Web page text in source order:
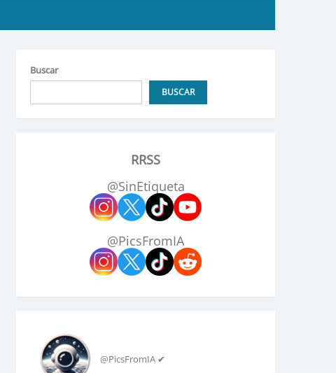
Buscar
BUSCAR
RRSS
@SinEtiqueta
@PicsFromIA
@PicsFromIA ✔